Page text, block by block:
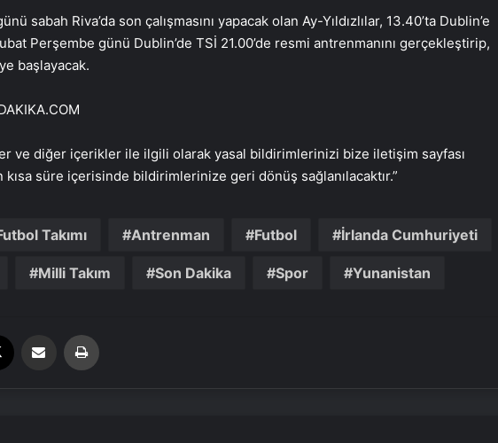
sabah Riva’da son çalışmasını yapacak olan Ay-Yıldızlılar, 13.40’ta Dublin’e
Perşembe günü Dublin’de TSİ 21.00’de resmi antrenmanını gerçekleştirip,
başlayacak.
ve diğer içerikler ile ilgili olarak yasal bildirimlerinizi bize iletişim sayfası
süre içerisinde bildirimlerinize geri dönüş sağlanılacaktır.”
Takımı Antrenman Futbol İrlanda Cumhuriyeti
Milli Takım Son Dakika Spor Yunanistan
Email'den paylaş
Reklam Ajansı, SEO Ajansı ve Web